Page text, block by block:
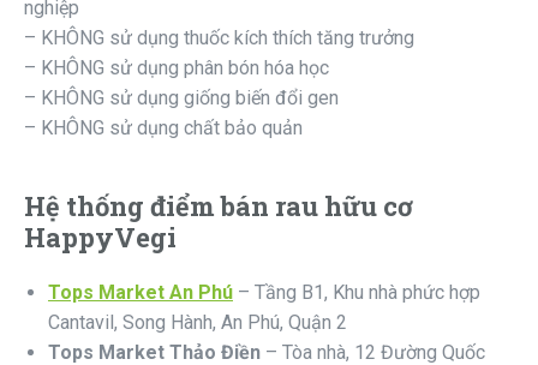
nghiệp
– KHÔNG sử dụng thuốc kích thích tăng trưởng
– KHÔNG sử dụng phân bón hóa học
– KHÔNG sử dụng giống biến đổi gen
– KHÔNG sử dụng chất bảo quản
Hệ thống điểm bán rau hữu cơ
HappyVegi
Tops Market An Phú – Tầng B1, Khu nhà phức hợp
Cantavil, Song Hành, An Phú, Quận 2
Tops Market Thảo Điền – Tòa nhà, 12 Đường Quốc